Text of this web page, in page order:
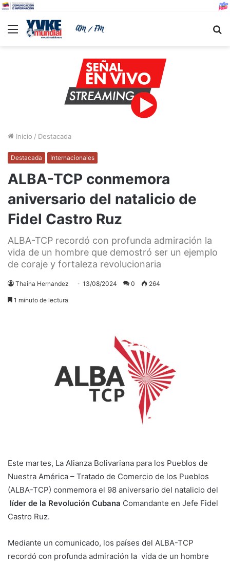
Menu
Inicio / Destacada
Destacada Internacionales
ALBA-TCP conmemora
aniversario del natalicio de
Fidel Castro Ruz
ALBA-TCP recordó con profunda admiración la
vida de un hombre que demostró ser un ejemplo
de coraje y fortaleza revolucionaria
Thaina Hernandez 13/08/2024 0 264
1 minuto de lectura
Este martes, La Alianza Bolivariana para los Pueblos de
Nuestra América – Tratado de Comercio de los Pueblos
(ALBA-TCP) conmemora el 98 aniversario del natalicio del
líder de la Revolución Cubana Comandante en Jefe Fidel
Castro Ruz.
Mediante un comunicado, los países del ALBA-TCP
recordó con profunda admiración la vida de un hombre